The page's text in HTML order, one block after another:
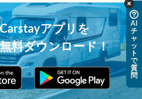
AI
チ
ャ
ッ
ト
で
質
問
Carstayアプリを
無料ダウンロード！